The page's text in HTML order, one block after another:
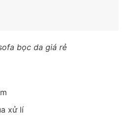
bọc da giá rẻ
xử lí